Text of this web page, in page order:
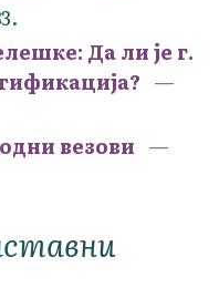
Да ли је г.
везови